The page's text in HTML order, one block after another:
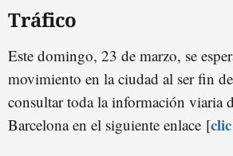
Tráfico
Este domingo, 23 de marzo, se
movimiento en la ciudad al ser fin
consultar toda la información viaria
Barcelona en el siguiente enlace [